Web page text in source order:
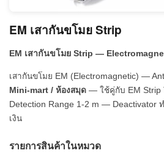
EM เสากันขโมย Strip
EM เสากันขโมย Strip —
เสากันขโมย EM (Electromagnetic) —
Mini-mart / ห้องสมุด — ใช้คู่กับ EM Strip
Detection Range 1-2 m — Deactivator
เงิน
รายการสินค้าในหมวด